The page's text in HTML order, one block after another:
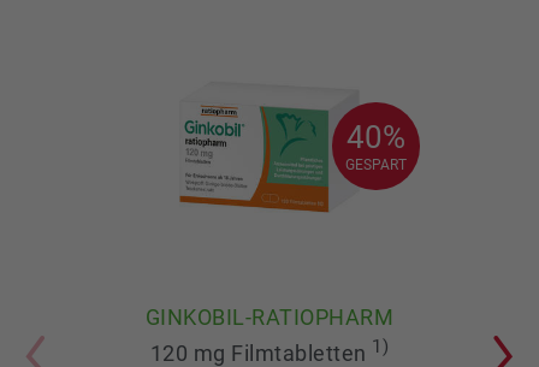
40%
GESPART
40%
GESPART
GINKOBIL-RATIOPHARM
120 mg Filmtabletten 1)